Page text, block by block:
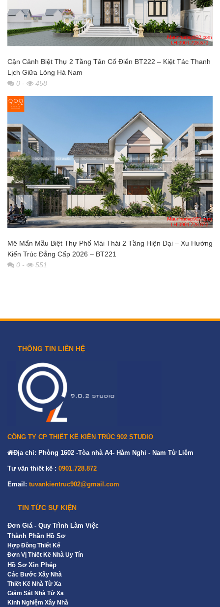
Cận Cảnh Biệt Thự 2 Tầng Tân Cổ Điển BT222 – Kiệt Tác Thanh
Lịch Giữa Lòng Hà Nam
0 - 458
Mê Mẩn Mẫu Biệt Thự Phố Mái Thái 2 Tầng Hiện Đại – Xu Hướng
Kiến Trúc Đẳng Cấp 2026 – BT221
0 - 551
THÔNG TIN LIÊN HỆ
CÔNG TY CP THIẾT KẾ KIẾN TRÚC 902 STUDIO
Địa chỉ: Phòng 1602 -Tòa nhà A4- Hàm Nghi - Nam Từ Liêm
Tư vấn thiết kế : 0901.728.872
Email: tuvankientruc902@gmail.com
TIN TỨC SỰ KIỆN
Đơn Giá - Quy Trình Làm Việc
Thành Phần Hồ Sơ
Hợp Đồng Thiết Kế
Đơn Vị Thiết Kế Nhà Uy Tín
Hồ Sơ Xin Phép
Các Bước Xây Nhà
Thiết Kế Nhà Từ Xa
Giám Sát Nhà Từ Xa
Kinh Nghiệm Xây Nhà